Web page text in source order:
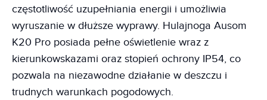
częstotliwość uzupełniania energii i umożliwia
wyruszanie w dłuższe wyprawy. Hulajnoga Ausom
K20 Pro posiada pełne oświetlenie wraz z
kierunkowskazami oraz stopień ochrony IP54, co
pozwala na niezawodne działanie w deszczu i
trudnych warunkach pogodowych.